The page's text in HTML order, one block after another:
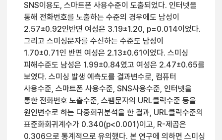
SNS이용도, 스마트폰 사용수준이 도출되었다. 인터넷을
통해 전화번호를 노출하는 수준의 경우에도 남성이
2.57±0.92인반면 여성은 3.19±1.20, p=0.014이었다.
그리고 스미싱문자를 수신하는 수준도 남성이
1.70±0.71인 반면 여성은 2.13±0.61이었다. 스미싱
피해수준도 남성은 1.99±0.84였고 여성은 2.47±0.65를
보였다. 스미싱 발생 예측도를 결과변수로, 컴퓨터
사용수준, 스마트폰 사용수준, SNS사용수준, 인터넷을
통한 전화번호 노출수준, 스팸문자의 URL클릭수준 등을
원인변수로 하는 다중회귀분석을 한 결과, URL클릭수준의
표준화회귀계수가 0.340(p<0.001)이고, R-제곱은
0.306으로 통계적으로 유의했다. 본 연구에 의하면 스미싱